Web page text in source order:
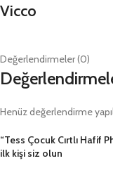
Vicco
Değerlendirmeler (0)
Henüz değerlendirme
“Tess Çocuk Cırtlı Hafif
ilk kişi siz olun